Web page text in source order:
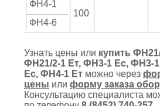
ФН4-1
100
ФН4-6
Узнать цены или купить
ФН21/2-1 Ет, ФН3-1 Ес, ФН3-
Ес, ФН4-1 Ет можно через
цены или форму заказа
Консультацию специалиста